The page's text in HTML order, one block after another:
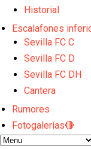
Historial
Escalafones
Sevilla FC C
Sevilla FC D
Sevilla FC DH
Cantera
Rumores
Fotogalerías🔴